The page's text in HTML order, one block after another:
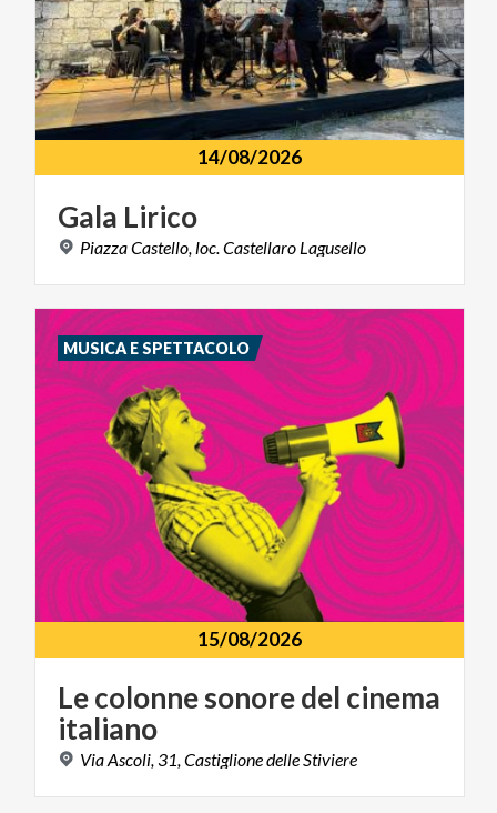
14/08/2026
Gala Lirico
PiazzaCastello, loc. Castellaro Lagusello
15/08/2026
Lecolonnesonoredel cinema
italiano
ViaAscoli,31,CastiglionedelleStiviere
MUSICA E SPETTACOLO